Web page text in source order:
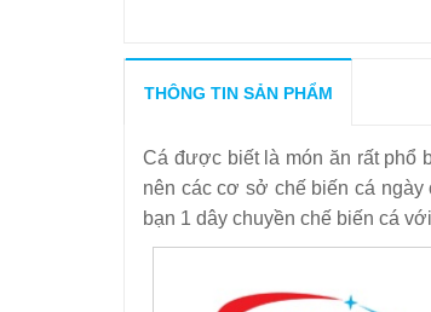
THÔNG TIN SẢN PHẨM
Cá được biết là món ăn rất phổ
nên các cơ sở chế biến cá ngày
bạn 1 dây chuyền chế biến cá